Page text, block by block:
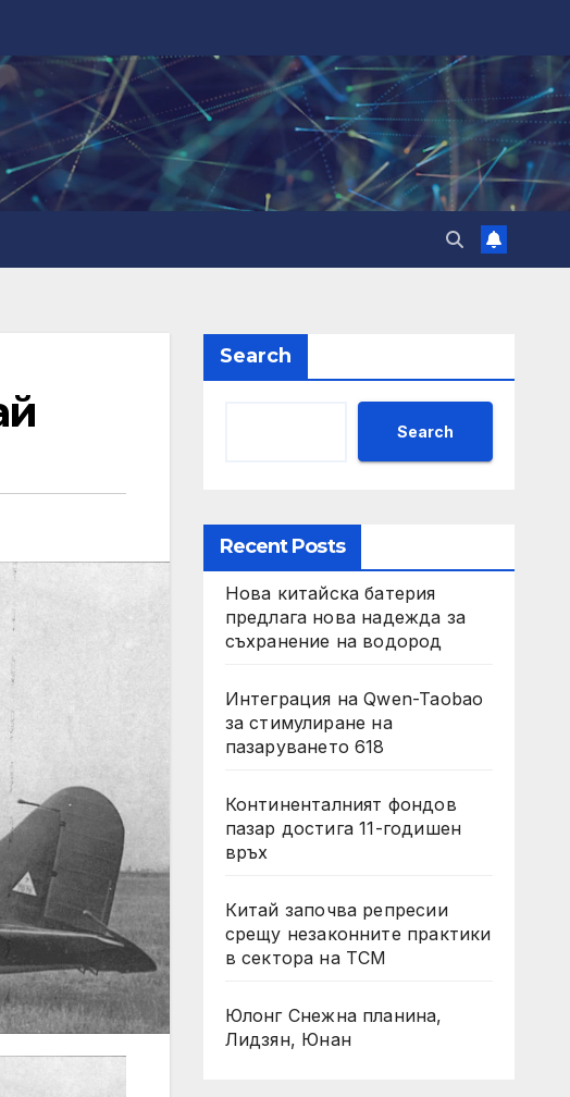
Search
Search
Recent Posts
Нова китайска батерия
предлага нова надежда за
съхранение на водород
Интеграция на Qwen-Taobao
за стимулиране на
пазаруването 618
Континенталният фондов
пазар достига 11-годишен
връх
Китай започва репресии
срещу незаконните практики
в сектора на TCM
Юлонг Снежна планина,
Лидзян, Юнан